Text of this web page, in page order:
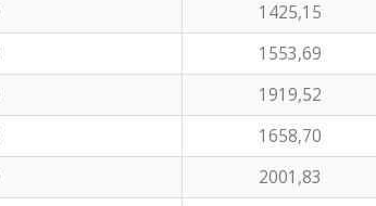
1425,15
1553,69
1919,52
1658,70
2001,83